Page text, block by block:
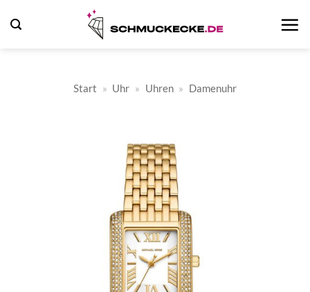
Inhalt
Start » Uhr » Uhren » Damenuhr